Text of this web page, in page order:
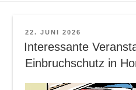
VERÖFFENTLICHT
AM
22. JUNI 2026
Interessante
Einbruchschutz in